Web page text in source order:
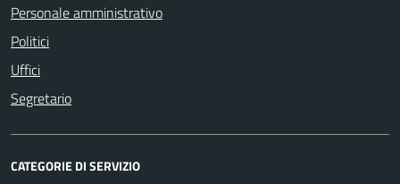
Personale amministrativo
Politici
Uffici
Segretario
CATEGORIE DI SERVIZIO